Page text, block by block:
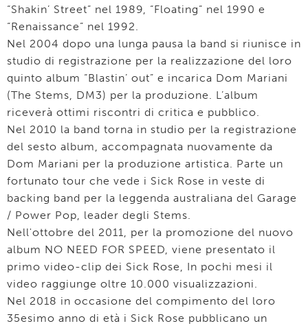
“Shakin’ Street” nel 1989, “Floating” nel 1990 e
“Renaissance” nel 1992.
Nel 2004 dopo una lunga pausa la band si riunisce in
studio di registrazione per la realizzazione del loro
quinto album “Blastin’ out” e incarica Dom Mariani
(The Stems, DM3) per la produzione. L’album
riceverà ottimi riscontri di critica e pubblico.
Nel 2010 la band torna in studio per la registrazione
del sesto album, accompagnata nuovamente da
Dom Mariani per la produzione artistica. Parte un
fortunato tour che vede i Sick Rose in veste di
backing band per la leggenda australiana del Garage
/ Power Pop, leader degli Stems.
Nell'ottobre del 2011, per la promozione del nuovo
album NO NEED FOR SPEED, viene presentato il
primo video-clip dei Sick Rose, In pochi mesi il
video raggiunge oltre 10.000 visualizzazioni.
Nel 2018 in occasione del compimento del loro
35esimo anno di età i Sick Rose pubblicano un